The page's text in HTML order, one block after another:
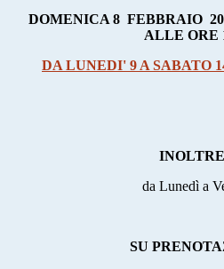
DOMENICA 8 FEBBRAIO
ALLE ORE
DA LUNEDI' 9 A SABATO
da Lunedì a
SU